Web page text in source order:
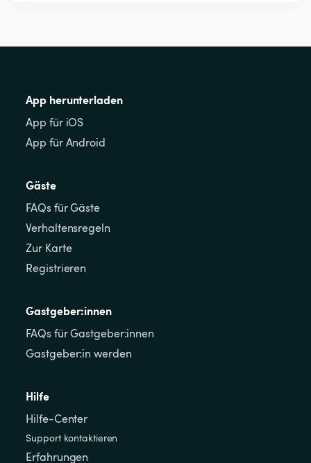
App herunterladen
App für iOS
App für Android
Gäste
FAQs für Gäste
Verhaltensregeln
Zur Karte
Registrieren
Gastgeber:innen
FAQs für Gastgeber:innen
Gastgeber:in werden
Hilfe
Hilfe-Center
Support kontaktieren
Erfahrungen